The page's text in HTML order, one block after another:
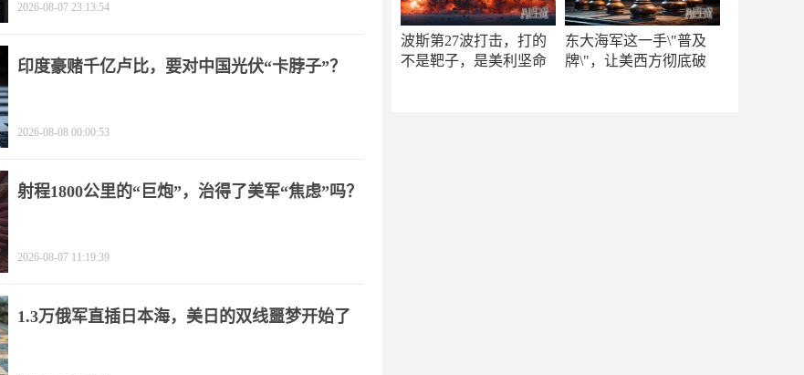
波斯第27波打击，打的
不是靶子，是美利坚命
东大海军这一手\"普及
牌\"，让美西方彻底破
2026-08-07 23:13:54
印度豪赌千亿卢比，要对中国光伏“卡脖子”？
2026-08-08 00:00:53
射程1800公里的“巨炮”，治得了美军“焦虑”吗？
2026-08-07 11:19:39
1.3万俄军直插日本海，美日的双线噩梦开始了